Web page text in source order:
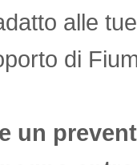
alle
di
un